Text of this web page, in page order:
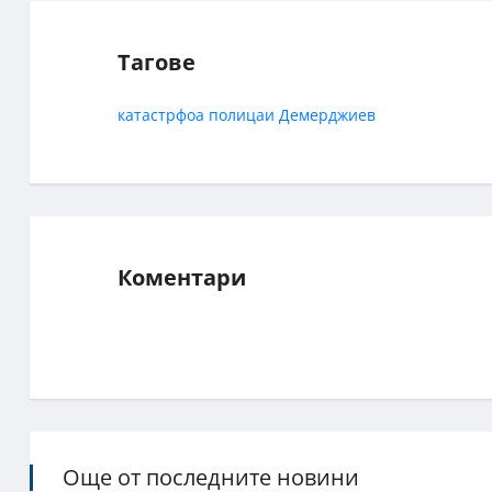
Тагове
катастрфоа полицаи Демерджиев
Коментари
Още от последните новини